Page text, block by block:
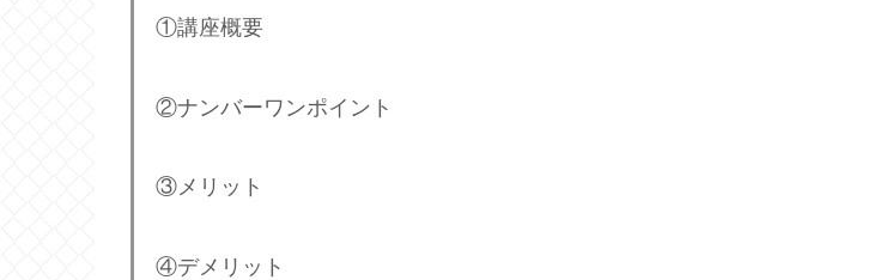
①講座概要
②ナンバーワンポイント
③メリット
④デメリット